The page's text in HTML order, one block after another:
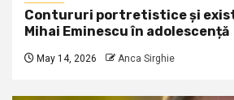
Contururi portretistice și
Mihai Eminescu în adolescență
May 14, 2026 Anca Sirghie